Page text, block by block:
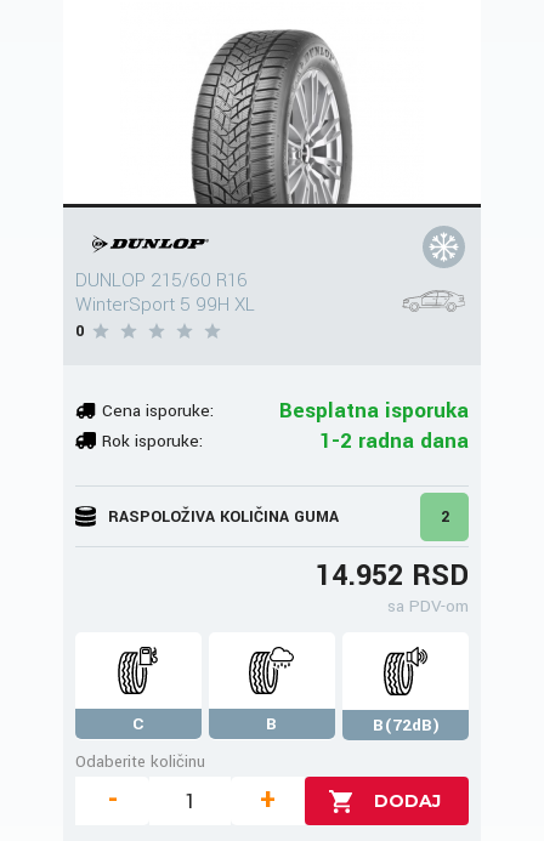
DUNLOP 215/60 R16
WinterSport 5 99H XL
0
Cena isporuke: Besplatna isporuka
Rok isporuke: 1-2 radna dana
RASPOLOŽIVA KOLIČINA GUMA 2
14.952 RSD
sa PDV-om
C B
B(72dB)
Odaberite količinu
- +